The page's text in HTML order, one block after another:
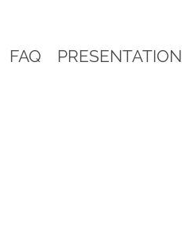
FAQ PRESENTATION